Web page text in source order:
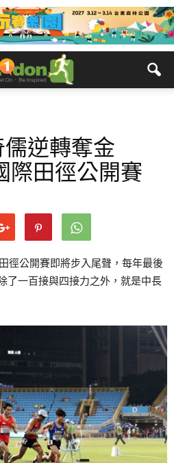
逆轉奪金
際田徑公開賽
徑公開賽即將步入尾聲，每年最後
了一百接與四接力之外，就是中長